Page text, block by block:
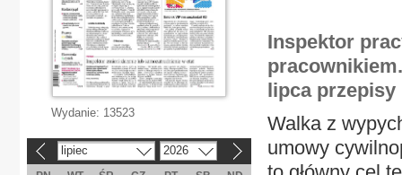
Inspektor
lipca przepisy
Walka z
umowy
Wydanie: 13523
lipiec 2026